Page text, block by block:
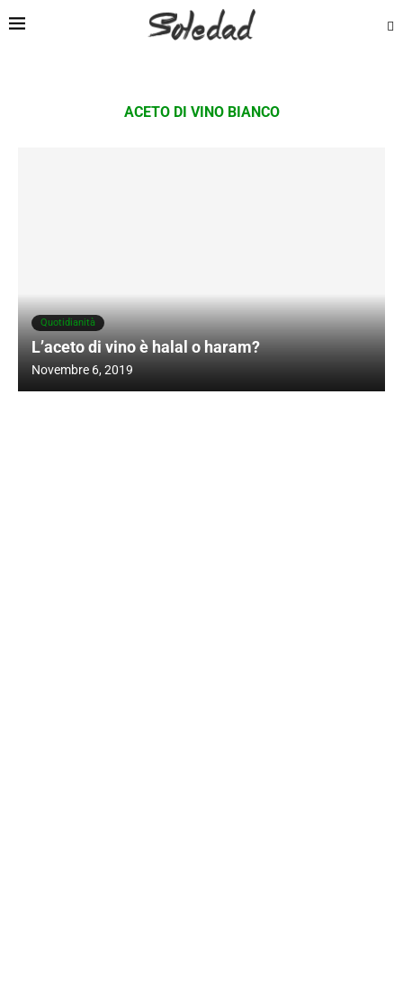
ACETO DI VINO BIANCO
Quotidianità
L’aceto di vino è halal o haram?
Novembre 6, 2019